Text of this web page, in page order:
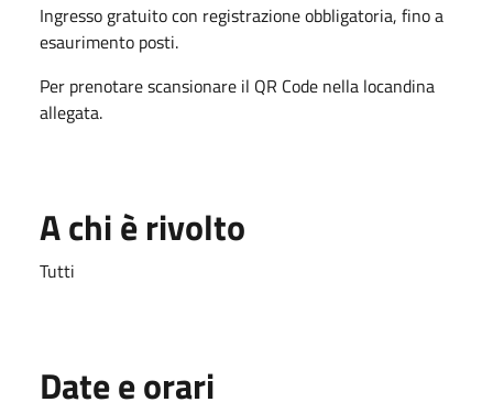
Ingresso gratuito con registrazione obbligatoria, fino a
esaurimento posti.
Per prenotare scansionare il QR Code nella locandina
allegata.
A chi è rivolto
Tutti
Date e orari